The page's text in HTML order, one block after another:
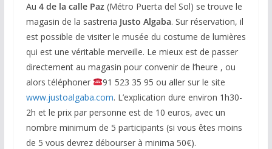
Au 4 de la calle Paz (Métro Puerta del Sol) se trouve le
magasin de la sastreria Justo Algaba. Sur réservation, il
est possible de visiter le musée du costume de lumières
qui est une véritable merveille. Le mieux est de passer
directement au magasin pour convenir de l’heure , ou
alors téléphoner
91 523 35 95 ou aller sur le site
www.justoalgaba.com. L’explication dure environ 1h30-
2h et le prix par personne est de 10 euros, avec un
nombre minimum de 5 participants (si vous êtes moins
de 5 vous devrez débourser à minima 50€).